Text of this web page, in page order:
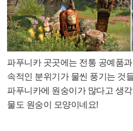
파푸니카 곳곳에는 전통 공예품
속적인 분위기가 물씬 풍기는 것
파푸니카에 원숭이가 많다고 생
물도 원숭이 모양이네요!